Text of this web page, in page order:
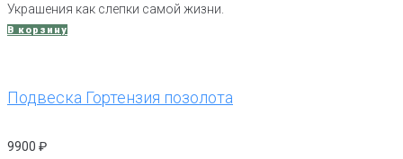
Украшения как слепки самой жизни.
В корзину
Подвеска Гортензия позолота
9900 ₽